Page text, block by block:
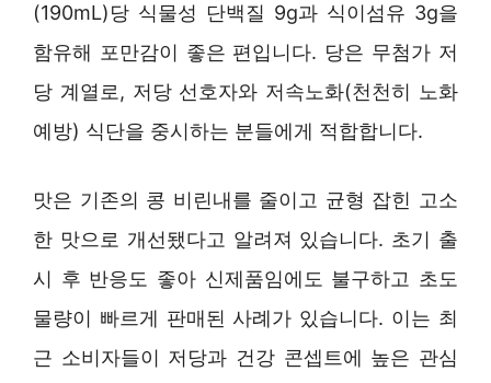
(190mL)당 식물성 단백질 9g과 식이섬유 3g을
함유해 포만감이 좋은 편입니다. 당은 무첨가 저
당 계열로, 저당 선호자와 저속노화(천천히 노화
예방) 식단을 중시하는 분들에게 적합합니다.
맛은 기존의 콩 비린내를 줄이고 균형 잡힌 고소
한 맛으로 개선됐다고 알려져 있습니다. 초기 출
시 후 반응도 좋아 신제품임에도 불구하고 초도
물량이 빠르게 판매된 사례가 있습니다. 이는 최
근 소비자들이 저당과 건강 콘셉트에 높은 관심